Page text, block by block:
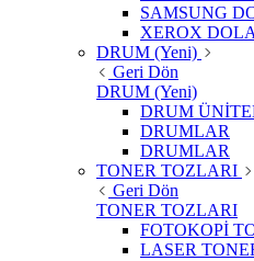
SAMSUNG
XEROX
DRUM (Yeni)
Geri Dön
DRUM (Yeni)
DRUM
DRUMLAR
DRUMLAR
TONER TOZLARI
Geri Dön
TONER TOZLARI
FOTOKOPİ
LASER